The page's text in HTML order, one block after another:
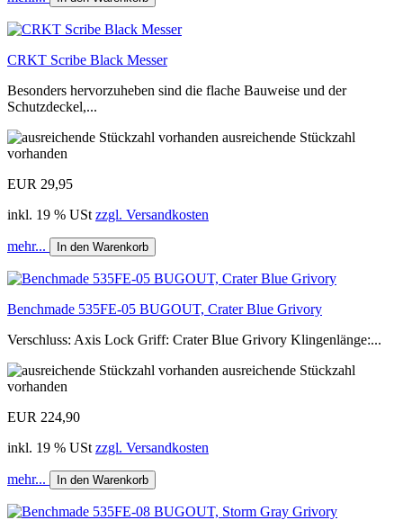
CRKT Scribe Black Messer
Besonders hervorzuheben sind die flache Bauweise und der
Schutzdeckel,...
ausreichende Stückzahl
vorhanden
EUR 29,95
inkl. 19 % USt zzgl. Versandkosten
mehr... In den Warenkorb
Benchmade 535FE-05 BUGOUT, Crater Blue Grivory
Verschluss: Axis Lock Griff: Crater Blue Grivory Klingenlänge:...
ausreichende Stückzahl
vorhanden
EUR 224,90
inkl. 19 % USt zzgl. Versandkosten
mehr... In den Warenkorb